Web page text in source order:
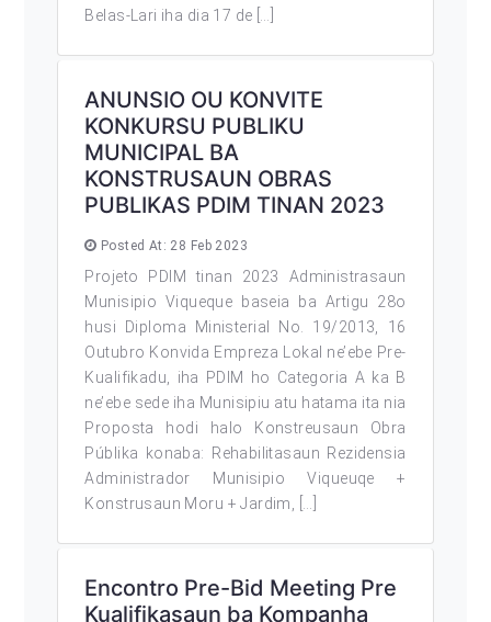
Belas-Lari iha dia 17 de […]
ANUNSIO OU KONVITE
KONKURSU PUBLIKU
MUNICIPAL BA
KONSTRUSAUN OBRAS
PUBLIKAS PDIM TINAN 2023
Posted At: 28 Feb 2023
Projeto PDIM tinan 2023 Administrasaun
Munisipio Viqueque baseia ba Artigu 28o
husi Diploma Ministerial No. 19/2013, 16
Outubro Konvida Empreza Lokal ne’ebe Pre-
Kualifikadu, iha PDIM ho Categoria A ka B
ne’ebe sede iha Munisipiu atu hatama ita nia
Proposta hodi halo Konstreusaun Obra
Públika konaba: Rehabilitasaun Rezidensia
Administrador Munisipio Viqueuqe +
Konstrusaun Moru + Jardim, […]
Encontro Pre-Bid Meeting Pre
Kualifikasaun ba Kompanha